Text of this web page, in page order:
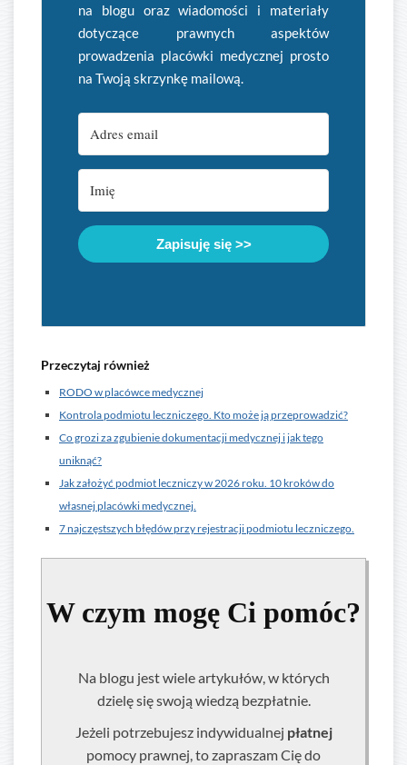
na blogu oraz wiadomości i materiały
dotyczące prawnych aspektów
prowadzenia placówki medycznej prosto
na Twoją skrzynkę mailową.
Zapisuję się >>
Przeczytaj również
RODO w placówce medycznej
Kontrola podmiotu leczniczego. Kto może ją przeprowadzić?
Co grozi za zgubienie dokumentacji medycznej i jak tego
uniknąć?
Jak założyć podmiot leczniczy w 2026 roku. 10 kroków do
własnej placówki medycznej.
7 najczęstszych błędów przy rejestracji podmiotu leczniczego.
W czym mogę Ci pomóc?
Na blogu jest wiele artykułów, w których
dzielę się swoją wiedzą bezpłatnie.
Jeżeli potrzebujesz indywidualnej płatnej
pomocy prawnej, to zapraszam Cię do